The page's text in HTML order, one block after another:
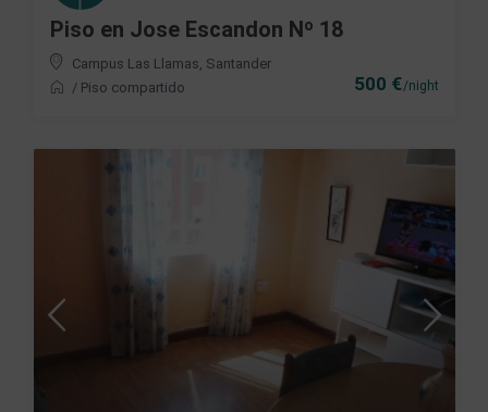
500 €/night
Piso en Jose Escandon Nº 18
Campus Las Llamas Santander
/ Piso compartido